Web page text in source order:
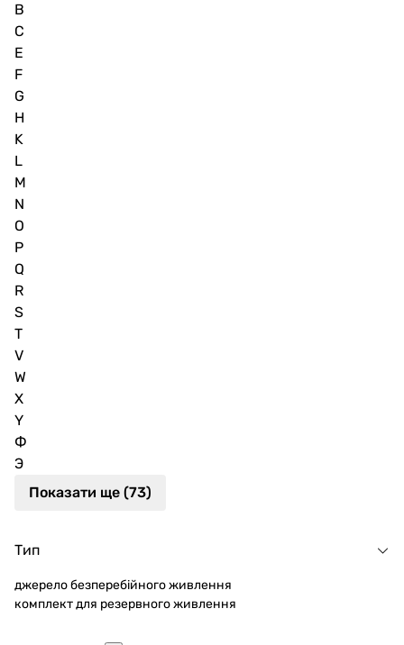
B
C
E
F
G
H
K
L
M
N
O
P
Q
R
S
T
V
W
X
Y
Ф
Э
Показати ще (73)
Тип
джерело безперебійного живлення
комплект для резервного живлення